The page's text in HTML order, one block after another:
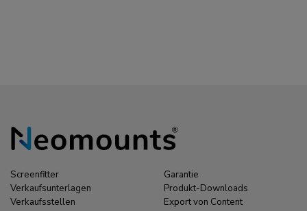
Screenfitter
Verkaufsunterlagen
Verkaufsstellen
Garantie
Produkt-Downloads
Export von Content